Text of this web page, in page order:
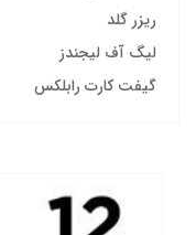
ریزر گلد
لیگ آف لیجندز
گیفت کارت رابلکس